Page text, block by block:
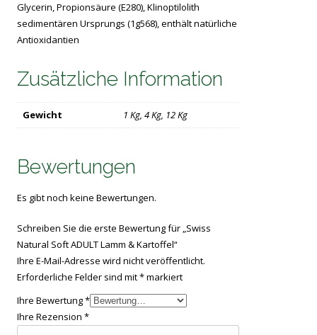
Glycerin, Propionsäure (E280), Klinoptilolith
sedimentären Ursprungs (1g568), enthält natürliche
Antioxidantien
Zusätzliche Information
Gewicht 1 Kg, 4 Kg, 12 Kg
Bewertungen
Es gibt noch keine Bewertungen.
Schreiben Sie die erste Bewertung für „Swiss
Natural Soft ADULT Lamm & Kartoffel“
Ihre E-Mail-Adresse wird nicht veröffentlicht.
Erforderliche Felder sind mit*markiert
Ihre Bewertung*
Ihre Rezension*